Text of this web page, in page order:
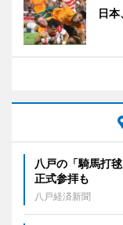
日
八戸の「騎馬打
正式参拝も
八戸経済新聞